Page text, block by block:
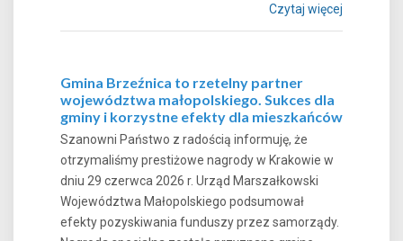
Czytaj więcej
Gmina Brzeźnica to rzetelny partner
województwa małopolskiego. Sukces dla
gminy i korzystne efekty dla mieszkańców
Szanowni Państwo z radością informuję, że
otrzymaliśmy prestiżowe nagrody w Krakowie w
dniu 29 czerwca 2026 r. Urząd Marszałkowski
Województwa Małopolskiego podsumował
efekty pozyskiwania funduszy przez samorządy.